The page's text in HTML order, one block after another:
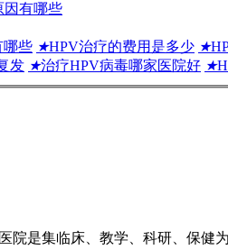
因有哪些
哪些 ★HPV治疗的费用是多少 ★
发 ★治疗HPV病毒哪家医院好 ★
院是集临床、教学、科研、保健